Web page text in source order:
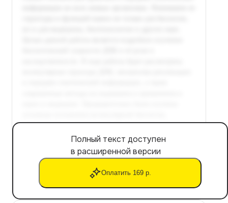
Полный текст доступен
в расширенной версии
Оплатить 169 р.